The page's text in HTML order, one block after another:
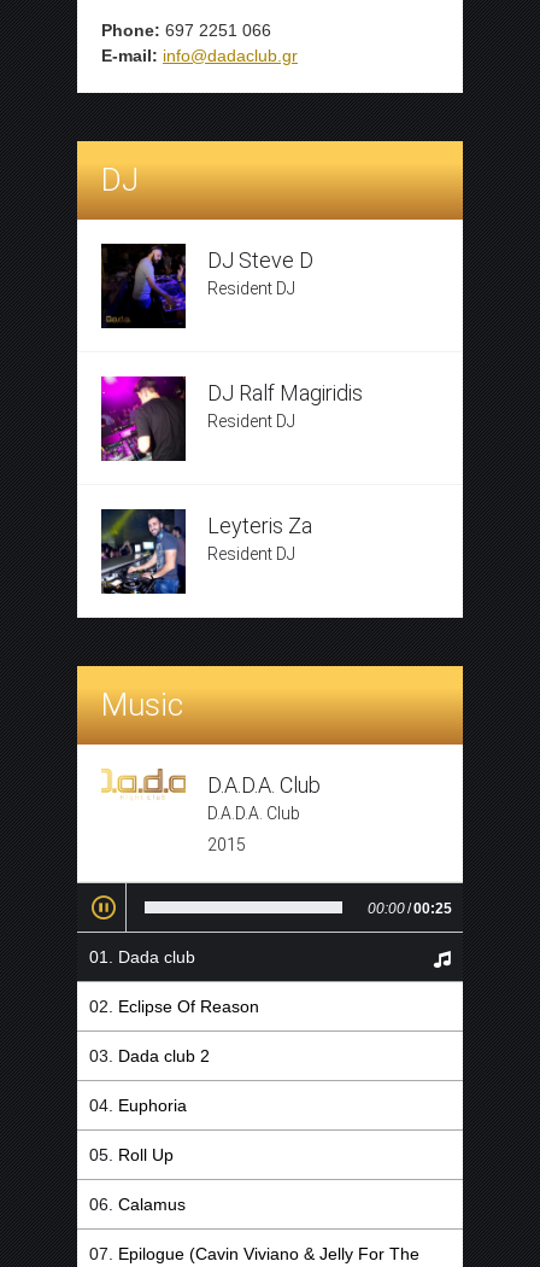
Phone: 697 2251 066
E-mail: info@dadaclub.gr
DJ
DJ Steve D
Resident DJ
DJ Ralf Magiridis
Resident DJ
Leyteris Za
Resident DJ
Music
D.A.D.A. Club
D.A.D.A. Club
2015
00:00/00:25
Dada club
Eclipse Of Reason
Dada club 2
Euphoria
Roll Up
Calamus
Epilogue (Cavin Viviano & Jelly For The